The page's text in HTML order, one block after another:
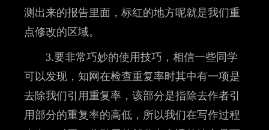
测出来的报告里面，标红的地方呢就是我们重
点修改的区域。
3.要非常巧妙的使用技巧，相信一些同学
可以发现，知网在检查重复率时其中有一项是
去除我们引用重复率，该部分是指除去作者引
用部分的重复率的高低，所以我们在写作过程